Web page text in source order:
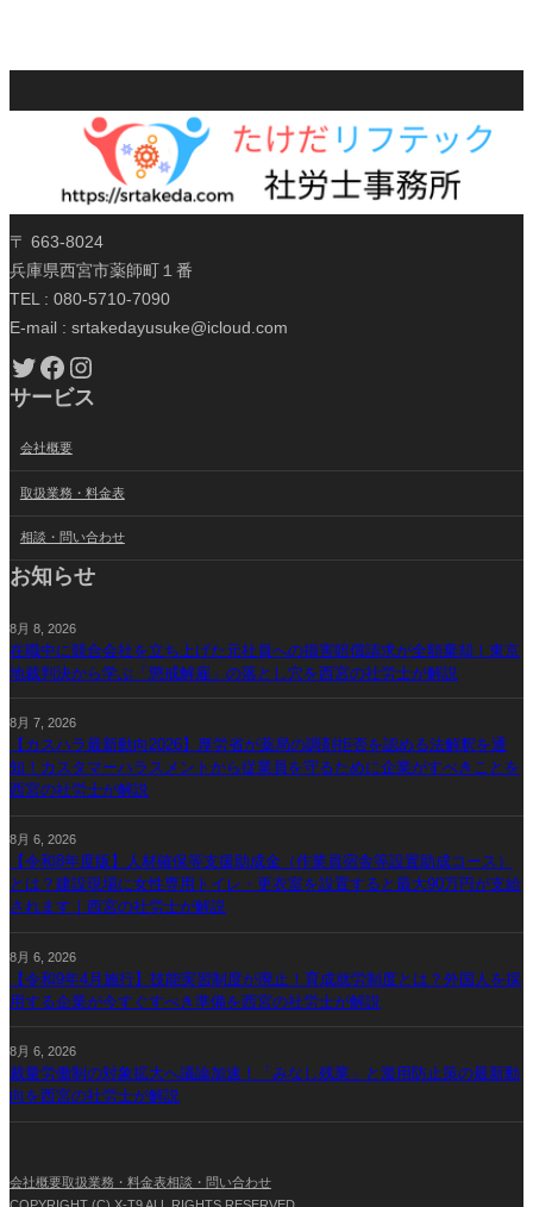
〒 663-8024
兵庫県西宮市薬師町１番
TEL : 080-5710-7090
E-mail : srtakedayusuke@icloud.com
Twitter Facebook Instagram
サービス
会社概要
取扱業務・料金表
相談・問い合わせ
お知らせ
8月 8, 2026
在職中に競合会社を立ち上げた元社員への損害賠償請求が全額棄却！東京
地裁判決から学ぶ「懲戒解雇」の落とし穴を西宮の社労士が解説
8月 7, 2026
【カスハラ最新動向2026】厚労省が薬局の調剤拒否を認める法解釈を通
知！カスタマーハラスメントから従業員を守るために企業がすべきことを
西宮の社労士が解説
8月 6, 2026
【令和8年度版】人材確保等支援助成金（作業員宿舎等設置助成コース）
とは？建設現場に女性専用トイレ・更衣室を設置すると最大90万円が支給
されます｜西宮の社労士が解説
8月 6, 2026
【令和9年4月施行】技能実習制度が廃止！育成就労制度とは？外国人を採
用する企業が今すぐすべき準備を西宮の社労士が解説
8月 6, 2026
裁量労働制の対象拡大へ議論加速！「みなし残業」と濫用防止策の最新動
向を西宮の社労士が解説
会社概要取扱業務・料金表相談・問い合わせ